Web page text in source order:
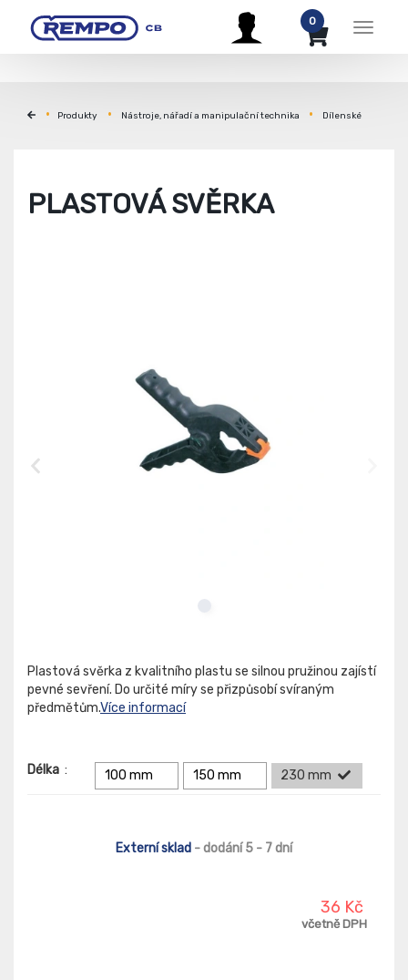
Menu
0
Produkty Nástroje, nářadí a manipulační technika Dílenské
PLASTOVÁ SVĚRKA
Plastová svěrka z kvalitního plastu se silnou pružinou zajístí
pevné sevření. Do určité míry se přizpůsobí svíraným
předmětům.Více informací
Délka : 100 mm 150 mm 230 mm
Externí sklad - dodání 5 - 7 dní
36 Kč
včetně DPH